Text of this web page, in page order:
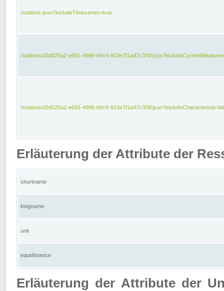
/stations.json?includeTimeseries=true
/stations/d2d025a2-e691-4986-b9c4-923e7f1a47c3/
/stations/d2d025a2-e691-4986-b9c4-923e7f1a47c3/
Erläuterung der Attribute der
shortname
longname
unit
equidistance
Erläuterung der Attribute der